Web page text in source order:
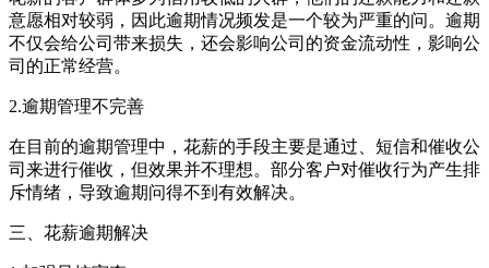
意愿相对较弱，因此逾期情况频发是一个较为严重的问。逾期
不仅会给公司带来损失，还会影响公司的资金流动性，影响公
司的正常经营。
2.逾期管理不完善
在目前的逾期管理中，花薪的手段主要是通过、短信和催收公
司来进行催收，但效果并不理想。部分客户对催收行为产生排
斥情绪，导致逾期问得不到有效解决。
三、花薪逾期解决